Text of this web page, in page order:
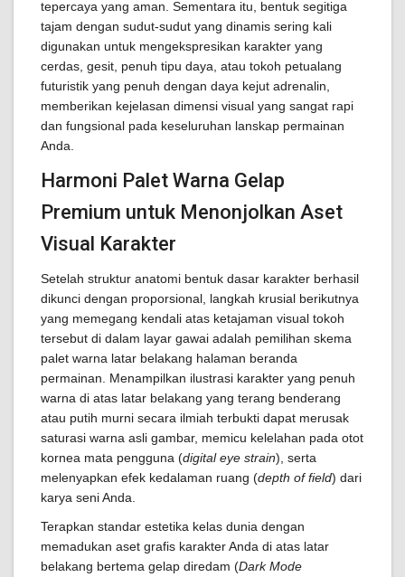
tepercaya yang aman. Sementara itu, bentuk segitiga
tajam dengan sudut-sudut yang dinamis sering kali
digunakan untuk mengekspresikan karakter yang
cerdas, gesit, penuh tipu daya, atau tokoh petualang
futuristik yang penuh dengan daya kejut adrenalin,
memberikan kejelasan dimensi visual yang sangat rapi
dan fungsional pada keseluruhan lanskap permainan
Anda.
Harmoni Palet Warna Gelap
Premium untuk Menonjolkan Aset
Visual Karakter
Setelah struktur anatomi bentuk dasar karakter berhasil
dikunci dengan proporsional, langkah krusial berikutnya
yang memegang kendali atas ketajaman visual tokoh
tersebut di dalam layar gawai adalah pemilihan skema
palet warna latar belakang halaman beranda
permainan. Menampilkan ilustrasi karakter yang penuh
warna di atas latar belakang yang terang benderang
atau putih murni secara ilmiah terbukti dapat merusak
saturasi warna asli gambar, memicu kelelahan pada otot
kornea mata pengguna (digital eye strain), serta
melenyapkan efek kedalaman ruang (depth of field) dari
karya seni Anda.
Terapkan standar estetika kelas dunia dengan
memadukan aset grafis karakter Anda di atas latar
belakang bertema gelap diredam (Dark Mode